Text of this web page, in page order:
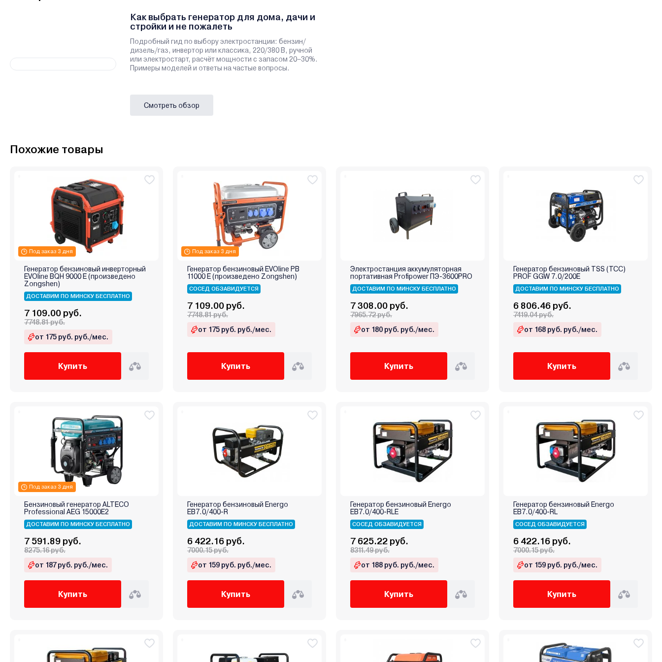
Как выбрать генератор для дома, дачи и
стройки и не пожалеть
Подробный гид по выбору электростанции: бензин/
дизель/газ, инвертор или классика, 220/380 В, ручной
или электростарт, расчёт мощности с запасом 20–30%.
Примеры моделей и ответы на частые вопросы.
Смотреть обзор
Похожие товары
Под заказ 3 дня
Генератор бензиновый инверторный
EVOline BQH 9000 E (произведено
Zongshen)
ДОСТАВИМ ПО МИНСКУ БЕСПЛАТНО
7 109.00 руб.
7748.81 руб.
от 175 руб. руб./мес.
Купить
Под заказ 3 дня
Генератор бензиновый EVOline PB
11000 E (произведено Zongshen)
СОСЕД ОБЗАВИДУЕТСЯ
7 109.00 руб.
7748.81 руб.
от 175 руб. руб./мес.
Купить
Электростанция аккумуляторная
портативная Profipower ПЭ-3600PRO
ДОСТАВИМ ПО МИНСКУ БЕСПЛАТНО
7 308.00 руб.
7965.72 руб.
от 180 руб. руб./мес.
Купить
Генератор бензиновый TSS (TCC)
PROF GGW 7.0/200E
ДОСТАВИМ ПО МИНСКУ БЕСПЛАТНО
6 806.46 руб.
7419.04 руб.
от 168 руб. руб./мес.
Купить
Под заказ 3 дня
Бензиновый генератор ALTECO
Professional AEG 15000E2
ДОСТАВИМ ПО МИНСКУ БЕСПЛАТНО
7 591.89 руб.
8275.16 руб.
от 187 руб. руб./мес.
Купить
Генератор бензиновый Energo
EB7.0/400-R
ДОСТАВИМ ПО МИНСКУ БЕСПЛАТНО
6 422.16 руб.
7000.15 руб.
от 159 руб. руб./мес.
Купить
Генератор бензиновый Energo
EB7.0/400-RLE
СОСЕД ОБЗАВИДУЕТСЯ
7 625.22 руб.
8311.49 руб.
от 188 руб. руб./мес.
Купить
Генератор бензиновый Energo
EB7.0/400-RL
СОСЕД ОБЗАВИДУЕТСЯ
6 422.16 руб.
7000.15 руб.
от 159 руб. руб./мес.
Купить